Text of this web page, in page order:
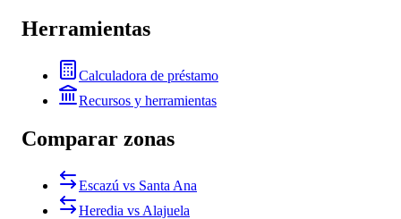
Herramientas
Calculadora de préstamo
Recursos y herramientas
Comparar zonas
Escazú vs Santa Ana
Heredia vs Alajuela